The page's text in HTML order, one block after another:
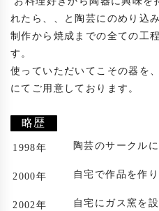
れたら、、と陶芸にのめり込
制作から焼成までの全ての工
す。
使っていただいてこその器を
にてご用意しております。
略歴
1998年 陶芸のサークル
2000年 自宅で作品を作
2002年 自宅にガス窯を設